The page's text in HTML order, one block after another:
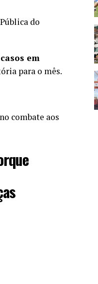
do
em
para o mês.
combate aos